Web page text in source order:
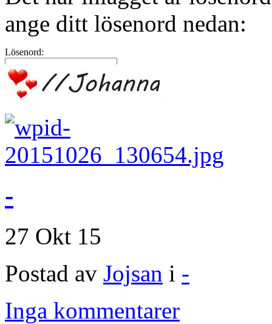
ange ditt lösenord nedan:
Lösenord:
-
27 Okt 15
Postad av Jojsan i -
Inga kommentarer